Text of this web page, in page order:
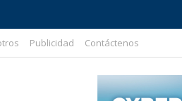
Publicidad Contáctenos